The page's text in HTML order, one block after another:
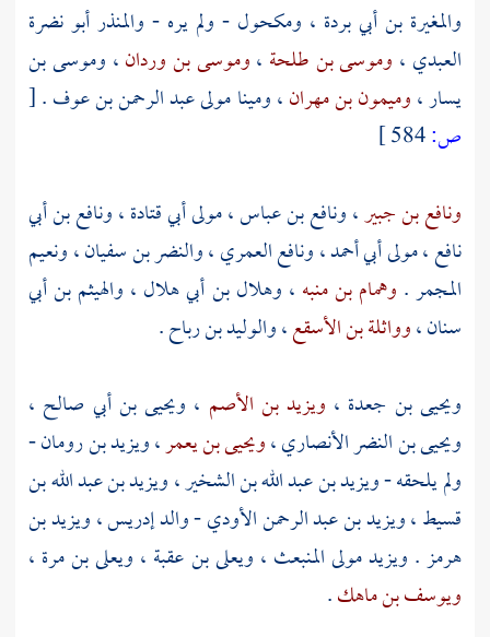
والمغيرة بن أبي بردة ، ومكحول - ولم يره - والمنذر أبو نضرة
العبدي ، وموسى بن طلحة ،وموسى بن وردان، وموسى بن
يسار،وميمون بن مهران،ومينا مولى عبد الرحمن بن عوف.
[
ص:
ونافع بن جبير،ونافع بن عباس ، مولى أبي قتادة،ونافع بن أبي
نافع ، مولى أبي أحمد،ونافع العمري،والنضر بن سفيان،ونعيم
المجمر. وهمام بن منبه ، وهلال بن أبي هلال ، والهيثم بن أبي
سنان ،وواثلة بن الأسقع،والوليد بن رباح.
ويحيى بن جعدة ، ويزيد بن الأصم ، ويحيى بن أبي صالح ،
ويحيى بن النضر الأنصاري،ويحيى بن يعمر،ويزيد بن رومان-
ولم يلحقه -ويزيد بن عبد الله بن الشخير،ويزيد بن عبد الله بن
قسيط،ويزيد بن عبد الرحمن الأودي- والدإدريس،ويزيد بن
هرمز. ويزيد مولى المنبعث ، ويعلى بن عقبة ، ويعلى بن مرة ،
ويوسف بن ماهك.